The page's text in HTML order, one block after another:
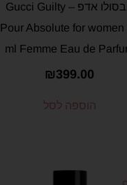
אבסולו אדפ – Gucci Guilty
Pour Absolute for women
ml Femme Eau de
₪399.00
הוספה לסל